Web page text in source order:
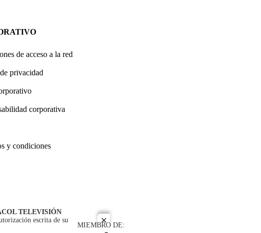
close
de acceso a la red
privacidad
corporativa
y condiciones
TELEVISIÓN
escrita de su
MIEMBRO DE: